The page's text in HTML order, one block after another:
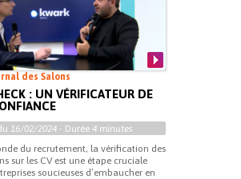
des Salons
: UN VÉRIFICATEUR DE
16/02/2024 - Durée 4 minutes
du recrutement, la vérification des
sur les CV est une étape cruciale
soucieuses d’embaucher en